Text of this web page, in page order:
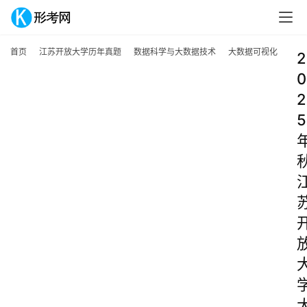
首页 江苏开放大学历年真题 数据科学与大数据技术 大数据可视化
2
0
2
5